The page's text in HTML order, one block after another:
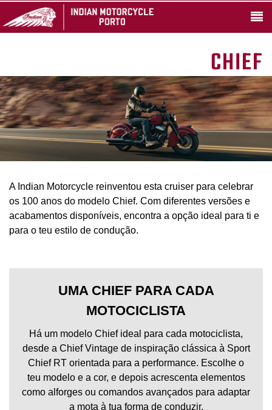
CHIEF
A Indian Motorcycle reinventou esta cruiser para celebrar
os 100 anos do modelo Chief. Com diferentes versões e
acabamentos disponíveis, encontra a opção ideal para ti e
para o teu estilo de condução.
UMA CHIEF PARA CADA
MOTOCICLISTA
Há um modelo Chief ideal para cada motociclista,
desde a Chief Vintage de inspiração clássica à Sport
Chief RT orientada para a performance. Escolhe o
teu modelo e a cor, e depois acrescenta elementos
como alforges ou comandos avançados para adaptar
a mota à tua forma de conduzir.